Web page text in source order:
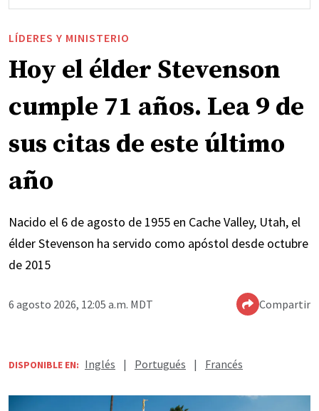
LÍDERES Y MINISTERIO
Hoy el élder Stevenson
cumple 71 años. Lea 9 de
sus citas de este último
año
Nacido el 6 de agosto de 1955 en Cache Valley, Utah, el
élder Stevenson ha servido como apóstol desde octubre
de 2015
6 agosto 2026, 12:05 a.m. MDT Compartir
DISPONIBLE EN: Inglés | Portugués | Francés